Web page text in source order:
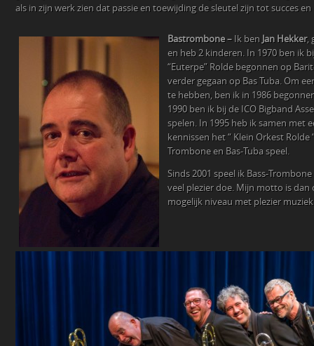
als in zijn werk zien dat passie en toewijding de sleutel zijn tot succes en
Bastrombone – Ik ben Jan Hekker,
en heb 2 kinderen. In 1970 ben ik
“Euterpe” Rolde begonnen op
verder gegaan op Bas Tuba. Om
te hebben, ben ik in 1986
1990 ben ik bij de ICO Bigband
spelen. In 1995 heb ik samen met
kennissen het “ Klein Orkest Rolde
Trombone en Bas-Tuba speel.
Sinds 2001 speel ik Bass-
veel plezier doe. Mijn motto is dan
mogelijk niveau met plezier